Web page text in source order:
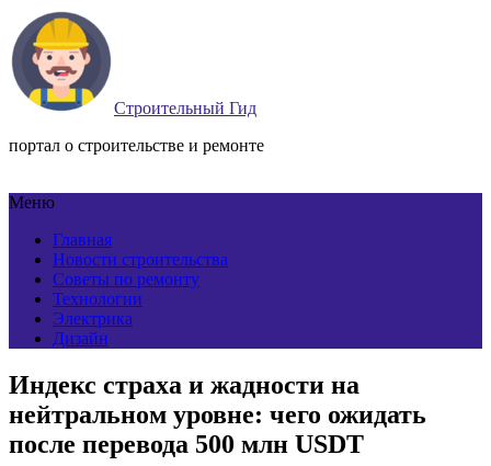
Строительный Гид
портал о строительстве и ремонте
Меню
Главная
Новости строительства
Советы по ремонту
Технологии
Электрика
Дизайн
Индекс страха и жадности на
нейтральном уровне: чего ожидать
после перевода 500 млн USDT